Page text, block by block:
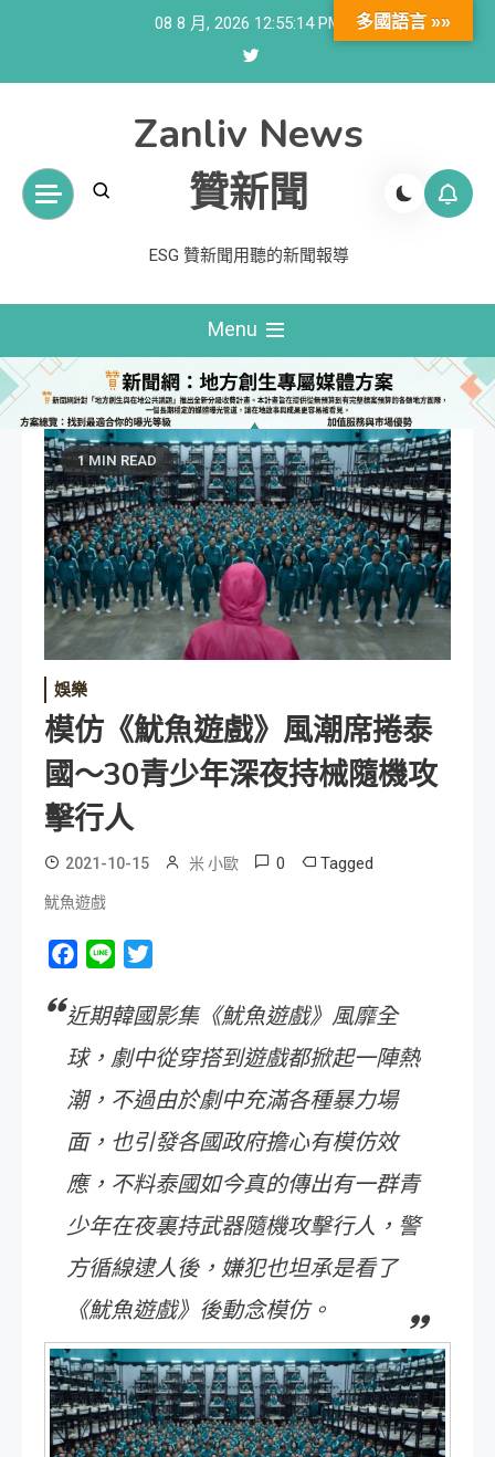
08 8 月, 2026 12:55:14 PM
Zanliv News
贊新聞
ESG 贊新聞用聽的新聞報導
Menu
1 MIN READ
娛樂
模仿《魷魚遊戲》風潮席捲泰
國～30青少年深夜持械隨機攻
擊行人
2021-10-15 米 小歐 0 Tagged
魷魚遊戲
Facebook
Line
近期韓國影集《魷魚遊戲》風靡全
球，劇中從穿搭到遊戲都掀起一陣熱
潮，不過由於劇中充滿各種暴力場
面，也引發各國政府擔心有模仿效
應，不料泰國如今真的傳出有一群青
少年在夜裏持武器隨機攻擊行人，警
方循線逮人後，嫌犯也坦承是看了
《魷魚遊戲》後動念模仿。
多國語言 »»